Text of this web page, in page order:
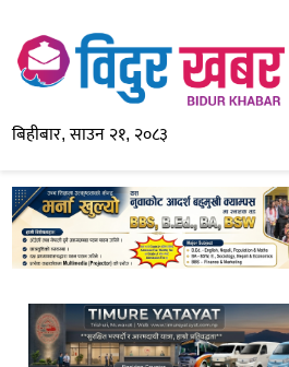
बिहीबार, साउन २१, २०८३